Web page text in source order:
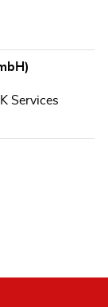
Services